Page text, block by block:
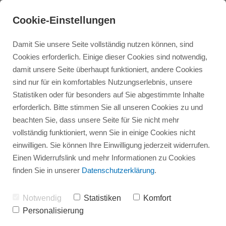
Badsanierung
Dusche
Heizung
Infovortrag Bad und Dusche
Infovortrag Heizung
Referenzen Bad
Referenzen Heizung
News
Cookie-Einstellungen
Damit Sie unsere Seite vollständig nutzen können, sind
Cookies erforderlich. Einige dieser Cookies sind notwendig,
damit unsere Seite überhaupt funktioniert, andere Cookies
sind nur für ein komfortables Nutzungserlebnis, unsere
Statistiken oder für besonders auf Sie abgestimmte Inhalte
erforderlich. Bitte stimmen Sie all unseren Cookies zu und
beachten Sie, dass unsere Seite für Sie nicht mehr
vollständig funktioniert, wenn Sie in einige Cookies nicht
einwilligen. Sie können Ihre Einwilligung jederzeit widerrufen.
Einen Widerrufslink und mehr Informationen zu Cookies
finden Sie in unserer Datenschutzerklärung.
Notwendig Statistiken
Komfort
Personalisierung